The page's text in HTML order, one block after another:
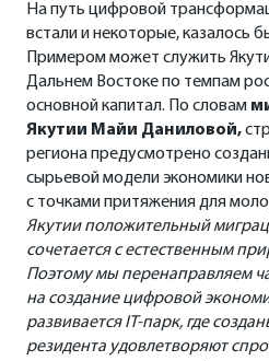
На путь цифровой
встали и некоторые, казалось
Примером может служить
Дальнем Востоке по темпам
основной капитал. По словам
Якутии Майи Даниловой,
региона предусмотрено
сырьевой модели экономики
с точками притяжения для
Якутии положительный
сочетается с естественным
Поэтому мы перенаправляем
на создание цифровой
развивается IT-парк, где
резидента удовлетворяют